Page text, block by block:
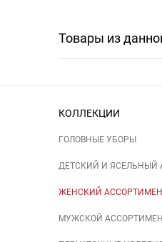
Товары из
КОЛЛЕКЦИИ
ГОЛОВНЫЕ УБОРЫ
ДЕТСКИЙ И ЯСЕЛЬНЫЙ
ЖЕНСКИЙ
МУЖСКОЙ